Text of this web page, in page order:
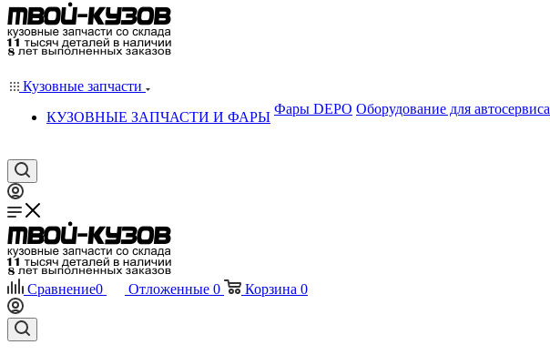
Кузовные запчасти
КУЗОВНЫЕ ЗАПЧАСТИ И ФАРЫ
Фары DEPO Оборудование для автосервиса
Сравнение0 Отложенные 0 Корзина 0